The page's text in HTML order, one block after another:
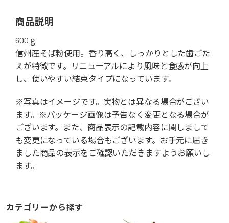
商品説明
600ｇ
信州産そば粉使用。香り高く、しっかりとした歯ごた
えが特徴です。リニューアルにより風味と食感が向上
し、使いやすい結束タイプになっています。
※写真はイメージです。実物とは異なる場合がござい
ます。※パッケージ画像は予告なく変更となる場合が
ございます。また、商品表示の記載内容に関しまして
も変更になっている場合もございます。お手元に届き
ました商品の表示をご確認いただきますようお願いし
ます。
カテゴリーから探す